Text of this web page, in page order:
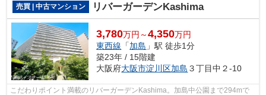
売買 | 中古マンション リバーガーデンKashima
3,780万円～4,350万円
東西線 「加島 」駅 徒歩1分
築23年 / 15階建
大阪府大阪市淀川区加島 ３丁目中２-10
こだわりポイント満載のリバーガーデンKashima。加島中公園まで294mで